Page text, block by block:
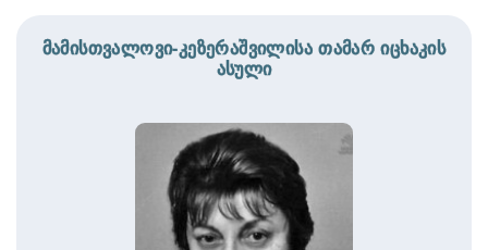
მამისთვალოვი-კეზერაშვილისა თამარ იცხაკის
ასული